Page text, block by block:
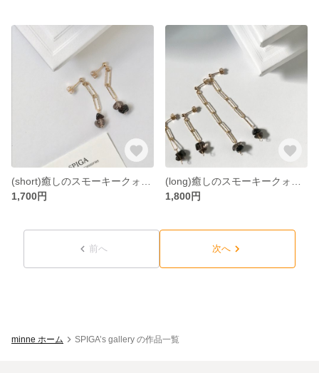
1,700円
1,800円
前へ 次へ
minne ホーム SPIGA’s gallery の作品一覧